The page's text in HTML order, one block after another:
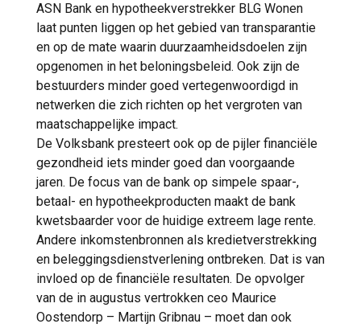
ASN Bank en hypotheekverstrekker BLG Wonen
laat punten liggen op het gebied van transparantie
en op de mate waarin duurzaamheidsdoelen zijn
opgenomen in het beloningsbeleid. Ook zijn de
bestuurders minder goed vertegenwoordigd in
netwerken die zich richten op het vergroten van
maatschappelijke impact.
De Volksbank presteert ook op de pijler financiële
gezondheid iets minder goed dan voorgaande
jaren. De focus van de bank op simpele spaar-,
betaal- en hypotheekproducten maakt de bank
kwetsbaarder voor de huidige extreem lage rente.
Andere inkomstenbronnen als kredietverstrekking
en beleggingsdienstverlening ontbreken. Dat is van
invloed op de financiële resultaten. De opvolger
van de in augustus vertrokken ceo Maurice
Oostendorp – Martijn Gribnau – moet dan ook